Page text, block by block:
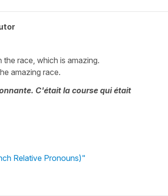
race, which is amazing.
amazing race.
C'était la course qui était
Relative Pronouns)"